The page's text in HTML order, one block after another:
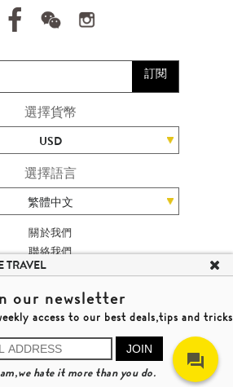
訂閱
選擇貨幣
USD
選擇語言
繁體中文
關於我們
聯絡我們
加入我們
旅遊網站地圖
楊廸深品味遊
© 2026 品味遊有限公司
牌照號碼 353662
瞭解更多
TRAVEL
our newsletter
access to our best deals,tips and tricks
JOIN
hate it more than you do.